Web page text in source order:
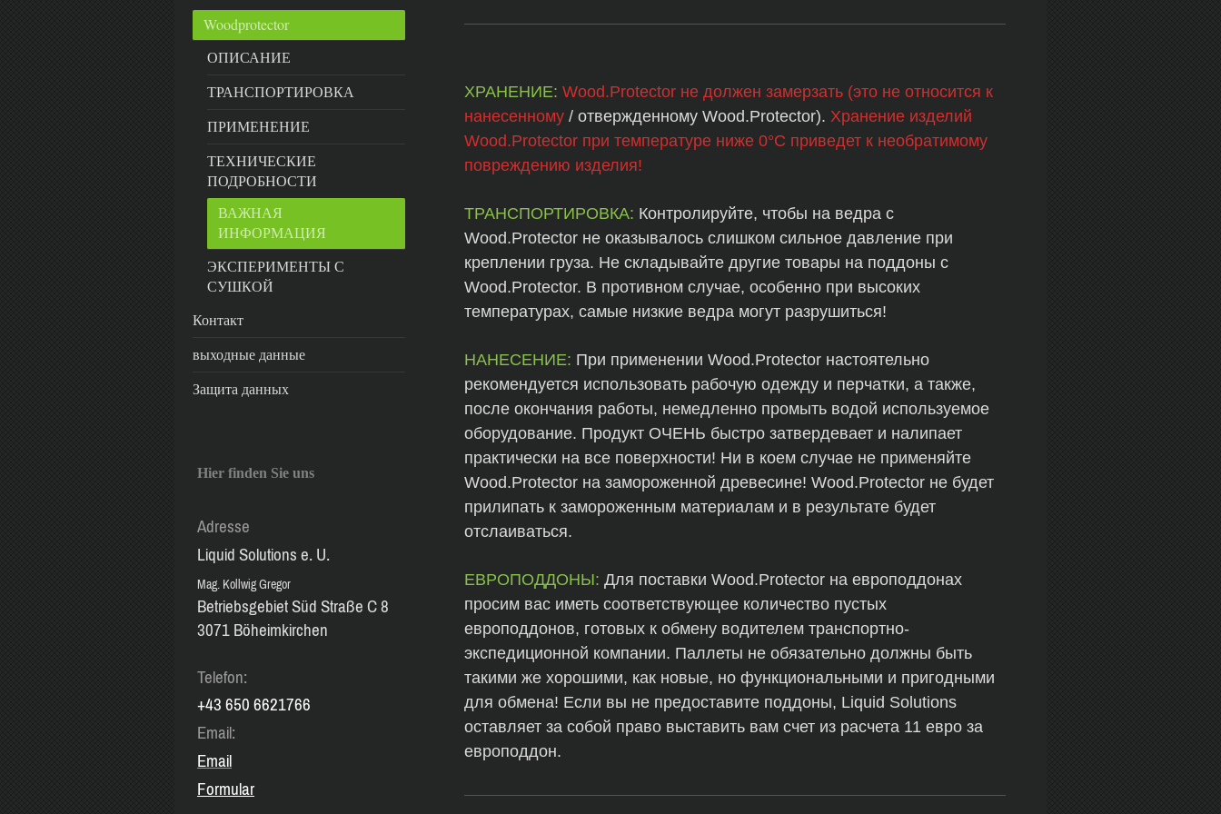
ХРАНЕНИЕ: Wood.Protector не должен замерзать (это не относится к
нанесенному/ отвержденному Wood.Protector). Хранение изделий
Wood.Protector при температуре ниже 0°C приведет к необратимому
повреждению изделия!
ТРАНСПОРТИРОВКА: Контролируйте, чтобы на ведра с
Wood.Protector не оказывалось слишком сильное давление при
креплении груза. Не складывайте другие товары на поддоны с
Wood.Protector. В противном случае, особенно при высоких
температурах, самые низкие ведра могут разрушиться!
НАНЕСЕНИЕ: При применении Wood.Protector настоятельно
рекомендуется использовать рабочую одежду и перчатки, а также,
после окончания работы, немедленно промыть водой используемое
оборудование. Продукт ОЧЕНЬ быстро затвердевает и налипает
практически на все поверхности! Ни в коем случае не применяйте
Wood.Protector на замороженной древесине! Wood.Protector не будет
прилипать к замороженным материалам и в результате будет
отслаиваться.
ЕВРОПОДДОНЫ: Для поставки Wood.Protector на европоддонах
просим вас иметь соответствующее количество пустых
европоддонов, готовых к обмену водителем транспортно-
экспедиционной компании. Паллеты не обязательно должны быть
такими же хорошими, как новые, но функциональными и пригодными
для обмена! Если вы не предоставите поддоны, Liquid Solutions
оставляет за собой право выставить вам счет из расчета 11 евро за
европоддон.
Woodprotector
ОПИСАНИЕ
ТРАНСПОРТИРОВКА
ПРИМЕНЕНИЕ
ТЕХНИЧЕСКИЕ
ПОДРОБНОСТИ
ВАЖНАЯ
ИНФОРМАЦИЯ
ЭКСПЕРИМЕНТЫ С
СУШКОЙ
Контакт
выходные данные
Защита данных
Hier finden Sie uns
Adresse
Liquid Solutions e. U.
Mag. Kollwig Gregor
Betriebsgebiet Süd Straße C 8
3071 Böheimkirchen
Telefon:
+43 650 6621766
Email:
Email
Formular